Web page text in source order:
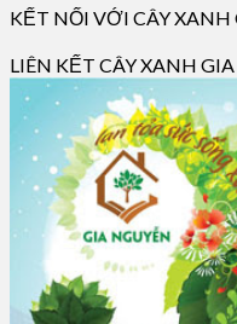
KẾT NỐI VỚI CÂY XANH
LIÊN KẾT CÂY XANH